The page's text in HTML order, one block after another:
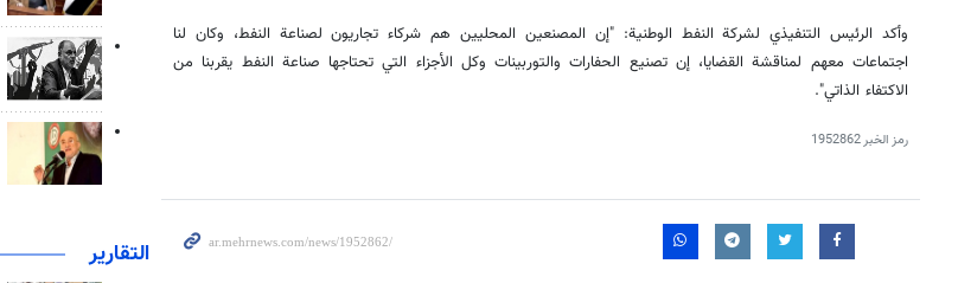
وأكد الرئيس التنفيذي لشركة النفط الوطنية: "إن المصنعين المحليين هم شركاء تجاريون لصناعة النفط، وكان لنا
اجتماعات معهم لمناقشة القضايا، إن تصنيع الحفارات والتوربينات وكل الأجزاء التي تحتاجها صناعة النفط يقربنا من
الاكتفاء الذاتي".
رمز الخبر1952862
التقارير